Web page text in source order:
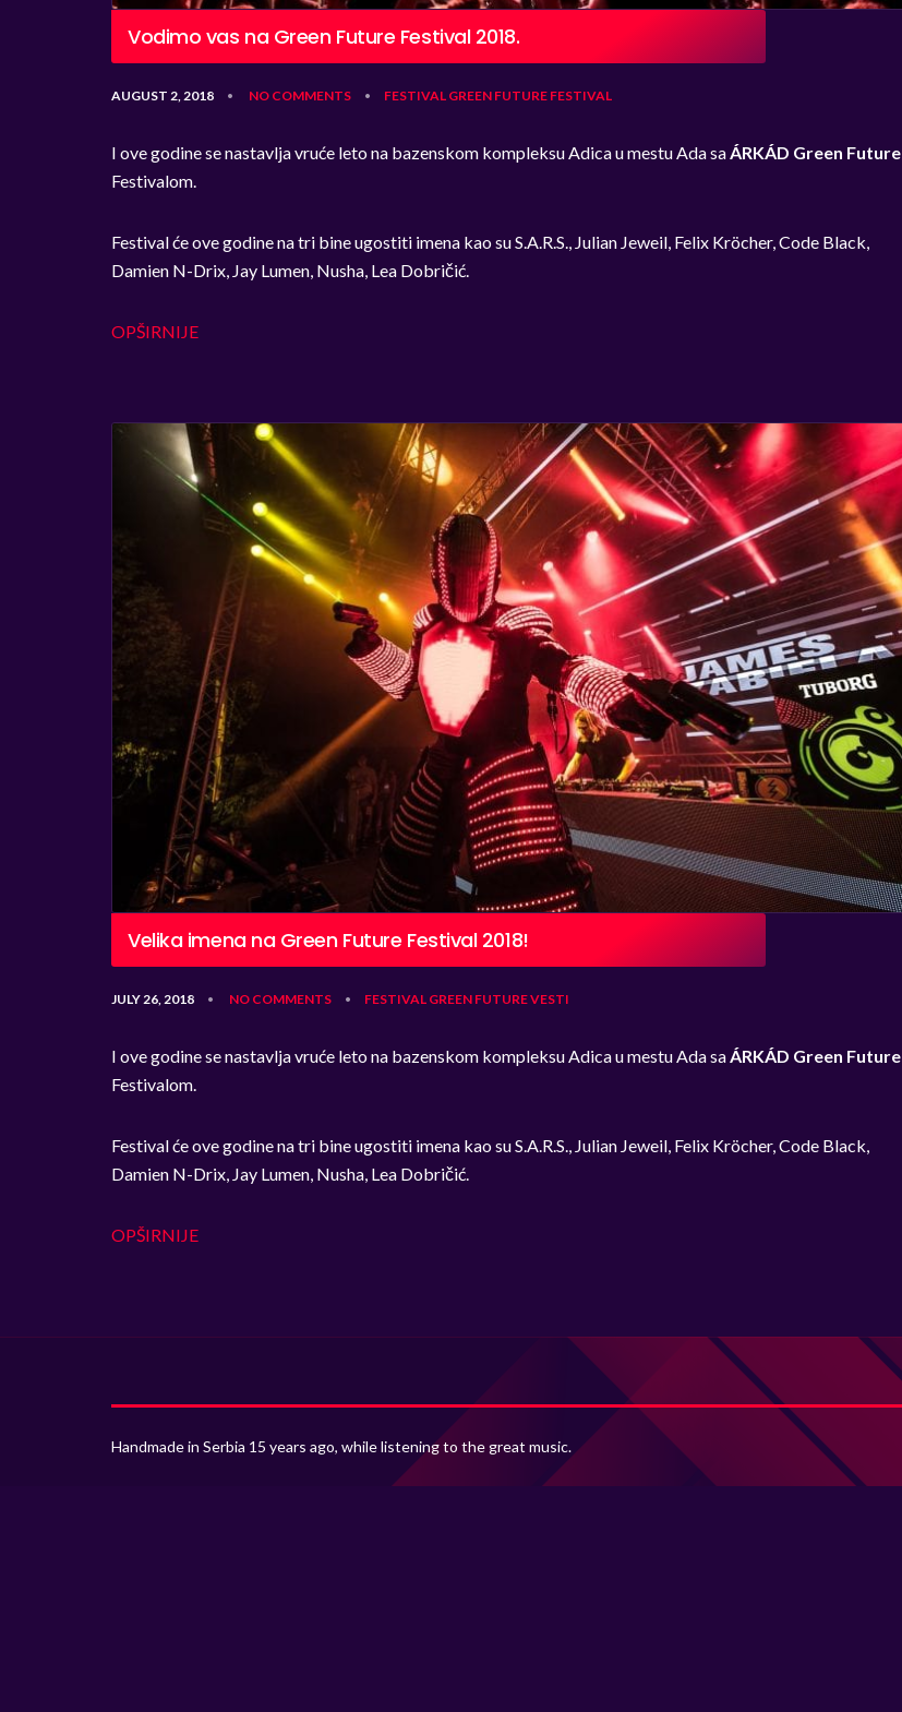
Vodimo vas na Green Future Festival 2018.
AUGUST 2, 2018 • NO COMMENTS • FESTIVAL GREEN FUTURE FESTIVAL
I ove godine se nastavlja vruće leto na bazenskom kompleksu Adica u mestu Ada sa ÁRKÁD Green Future
Festivalom.
Festival će ove godine na tri bine ugostiti imena kao su S.A.R.S., Julian Jeweil, Felix Kröcher, Code Black,
Damien N-Drix, Jay Lumen, Nusha, Lea Dobričić.
OPŠIRNIJE
Velika imena na Green Future Festival 2018!
JULY 26, 2018 • NO COMMENTS • FESTIVAL GREEN FUTUREVESTI
I ove godine se nastavlja vruće leto na bazenskom kompleksu Adica u mestu Ada saÁRKÁD Green Future
Festivalom.
Festival će ove godine na tri bine ugostiti imena kao su S.A.R.S., Julian Jeweil, Felix Kröcher, Code Black,
Damien N-Drix, Jay Lumen, Nusha, Lea Dobričić.
OPŠIRNIJE
Handmade in Serbia 15 years ago, while listening to the great music.